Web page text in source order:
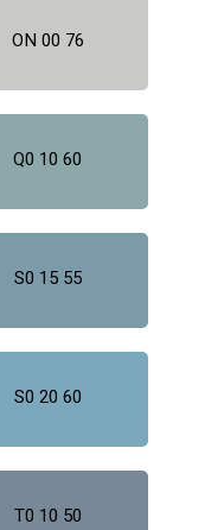
ON 00 76
Q0 10 60
S0 15 55
S0 20 60
T0 10 50